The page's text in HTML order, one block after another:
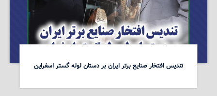
تندیس افتخار صنایع برتر ایران بر دستان لوله گستر اسفراین